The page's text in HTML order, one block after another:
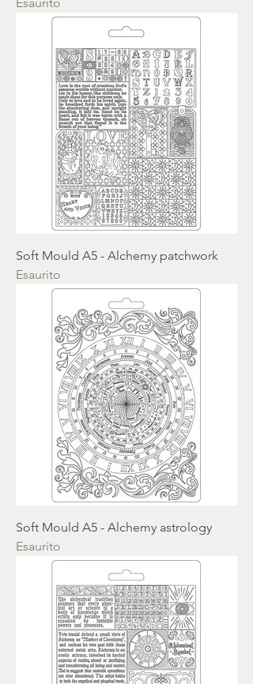
Soft Mould A5 - Alchemy patchwork
Esaurito
Soft Mould A5 - Alchemy astrology
Esaurito